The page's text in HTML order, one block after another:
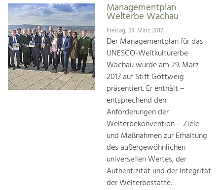
Managementplan
Welterbe Wachau
Freitag, 24. März 2017
Der Managementplan für das
UNESCO-Weltkulturerbe
Wachau wurde am 29. März
2017 auf Stift Göttweig
präsentiert. Er enthält –
entsprechend den
Anforderungen der
Welterbekonvention – Ziele
und Maßnahmen zur Erhaltung
des außergewöhnlichen
universellen Wertes, der
Authentizität und der Integrität
der Welterbestätte.